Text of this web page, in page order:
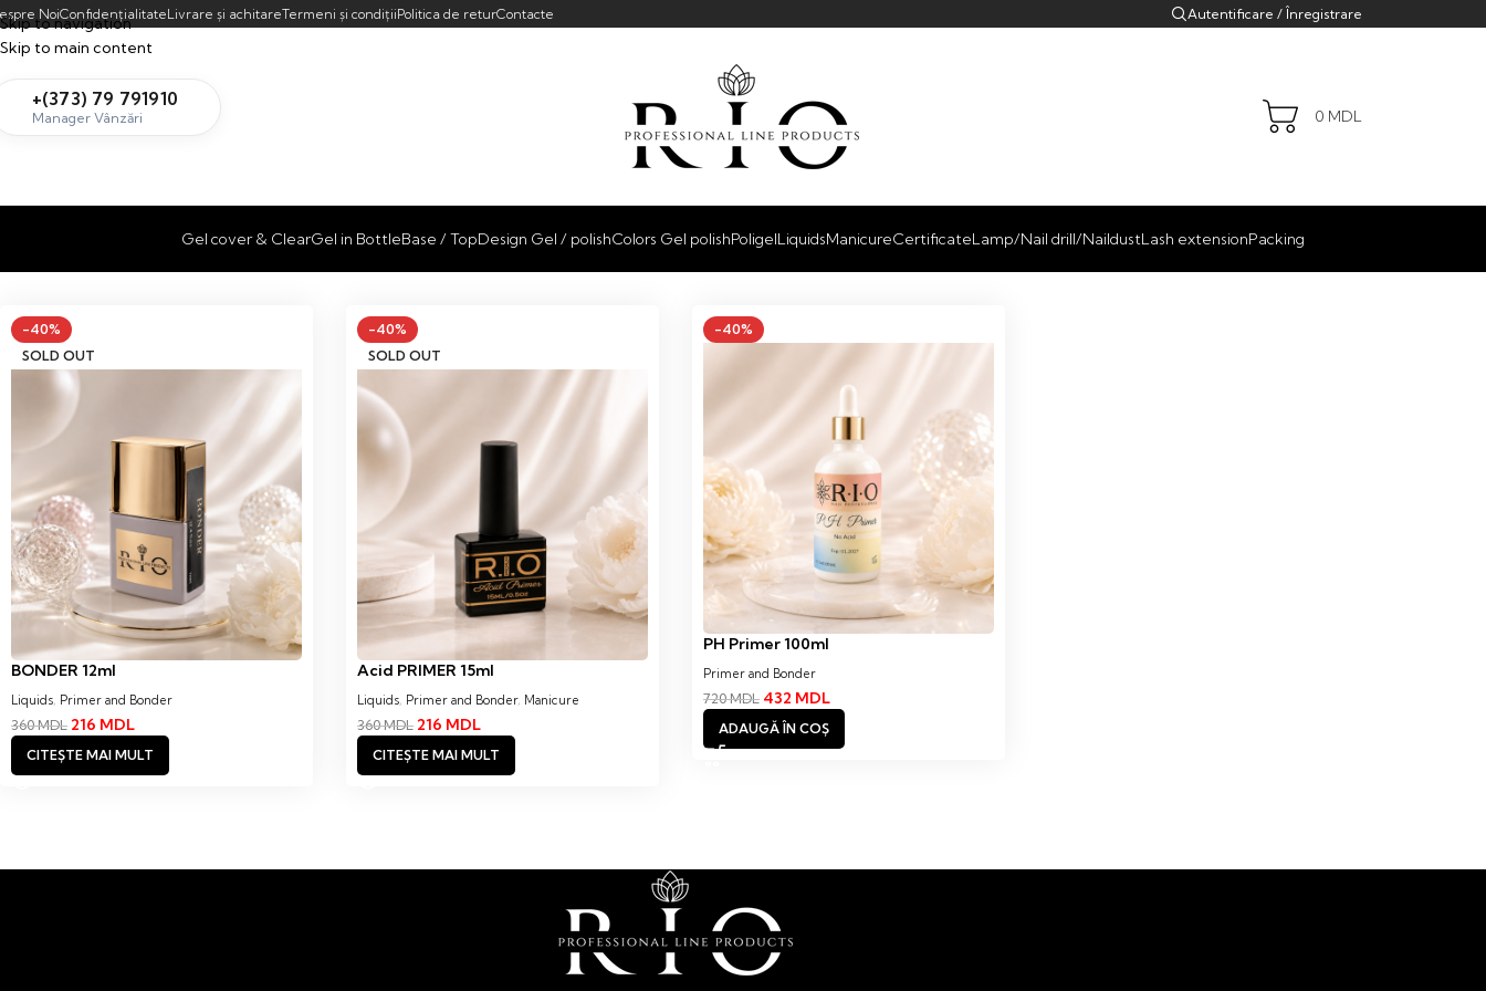
Skip to navigation
Skip to main content
NoiConfidențialitateLivrare și achitareTermeni și condițiiPolitica de returContacte Autentificare / Înregistrare
+(373) 79 791910
Manager Vânzări 0 MDL
Gel cover & ClearGel in BottleBase / TopDesign Gel / polishColors Gel polishPoligelLiquidsManicureCertificateLamp/Nail drill/NaildustLash extensionPacking
-40%
SOLD OUT
BONDER 12ml
Liquids, Primer and Bonder
360MDL 216 MDL
CITEȘTE MAI MULT
-40%
SOLD OUT
Acid PRIMER 15ml
Liquids, Primer and Bonder, Manicure
360MDL 216 MDL
CITEȘTE MAI MULT
-40%
PH Primer 100ml
Primer and Bonder
720MDL 432 MDL
ADAUGĂ ÎN COȘ